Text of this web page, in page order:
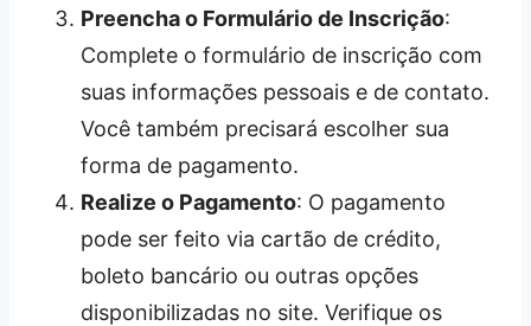
Preencha o Formulário de Inscrição:
Complete o formulário de inscrição com
suas informações pessoais e de contato.
Você também precisará escolher sua
forma de pagamento.
Realize o Pagamento: O pagamento
pode ser feito via cartão de crédito,
boleto bancário ou outras opções
disponibilizadas no site. Verifique os